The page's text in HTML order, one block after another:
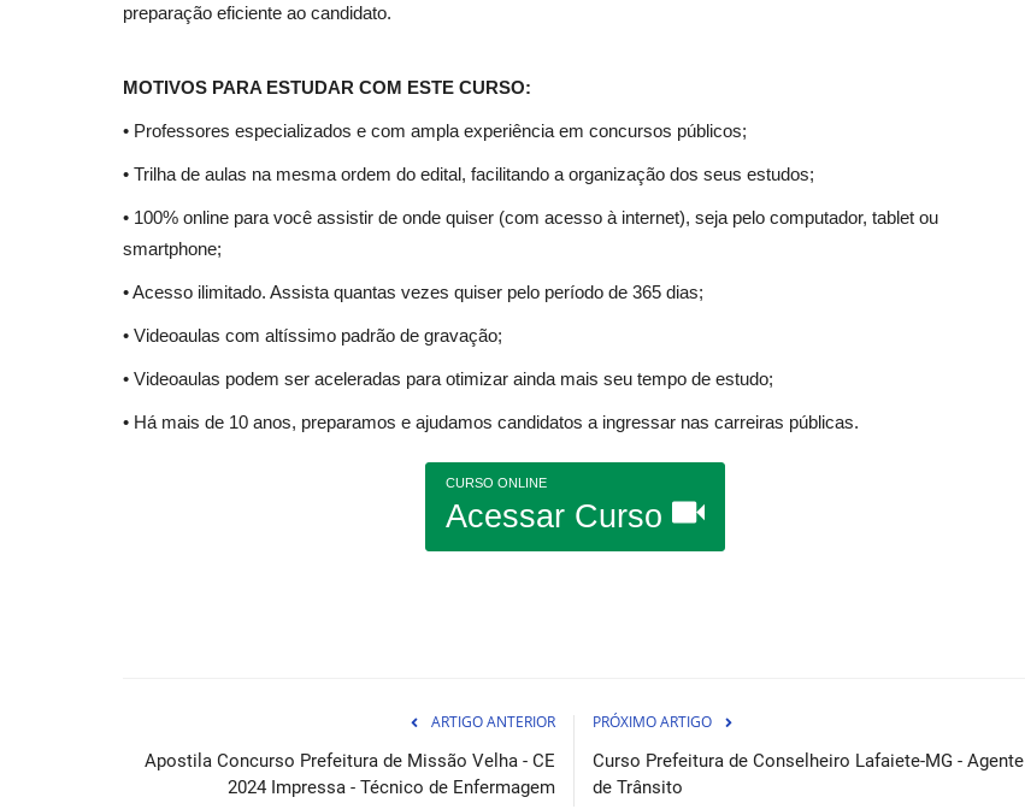
preparação eficiente ao candidato.
MOTIVOS PARA ESTUDAR COM ESTE CURSO:
• Professores especializados e com ampla experiência em concursos públicos;
• Trilha de aulas na mesma ordem do edital, facilitando a organização dos seus estudos;
• 100% online para você assistir de onde quiser (com acesso à internet), seja pelo computador, tablet ou
smartphone;
• Acesso ilimitado. Assista quantas vezes quiser pelo período de 365 dias;
• Videoaulas com altíssimo padrão de gravação;
• Videoaulas podem ser aceleradas para otimizar ainda mais seu tempo de estudo;
• Há mais de 10 anos, preparamos e ajudamos candidatos a ingressar nas carreiras públicas.
CURSO ONLINE
Acessar Curso
ARTIGO ANTERIOR
Apostila Concurso Prefeitura de Missão Velha - CE
2024 Impressa - Técnico de Enfermagem
PRÓXIMO ARTIGO
Curso Prefeitura de Conselheiro Lafaiete-MG - Agente
de Trânsito
AMS Itapecerica-SP em 2026...